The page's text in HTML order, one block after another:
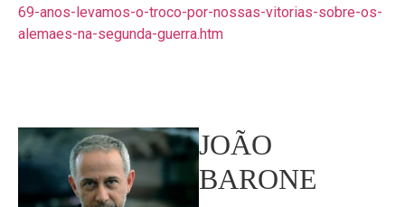
69-anos-levamos-o-troco-por-nossas-vitorias-sobre-os-
alemaes-na-segunda-guerra.htm
JOÃO
BARONE